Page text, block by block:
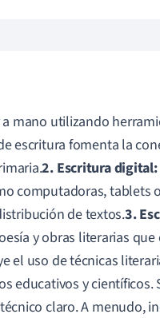
mano utilizando
escritura fomenta la
2. Escritura digital:
computadoras, tablets
de textos.3.
y obras literarias que
el uso de técnicas
educativos y científicos.
claro. A menudo,